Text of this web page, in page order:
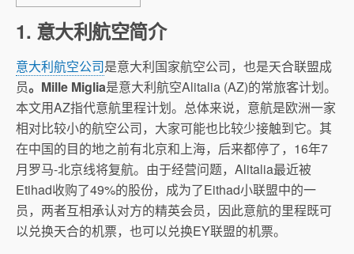
1. 意大利航空简介
意大利航空公司是意大利国家航空公司，也是天合联盟成
员。Mille Miglia是意大利航空Alitalia (AZ)的常旅客计划。
本文用AZ指代意航里程计划。总体来说，意航是欧洲一家
相对比较小的航空公司，大家可能也比较少接触到它。其
在中国的目的地之前有北京和上海，后来都停了，16年7
月罗马-北京线将复航。由于经营问题，Alitalia最近被
Etihad收购了49%的股份，成为了Eithad小联盟中的一
员，两者互相承认对方的精英会员，因此意航的里程既可
以兑换天合的机票，也可以兑换EY联盟的机票。